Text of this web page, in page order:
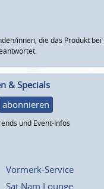
innen, die das Produkt
& Specials
abonnieren
und Event-Infos
Vormerk-Service
Sat Nam Lounge